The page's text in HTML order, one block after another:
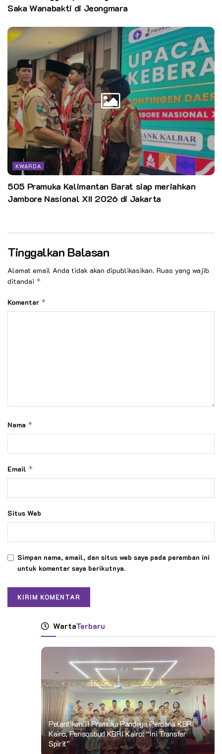
Saka Wanabakti di Jeongmara
KWARDA
505 Pramuka Kalimantan Barat siap meriahkan
Jambore Nasional XII 2026 di Jakarta
Tinggalkan Balasan
Alamat email Anda tidak akan dipublikasikan. Ruas yang wajib
ditandai *
Komentar *
Nama *
Email *
Situs Web
Simpan nama, email, dan situs web saya pada peramban ini
untuk komentar saya berikutnya.
WartaTerbaru
Pelantikan 11 Pramuka Pandega Perdana KBRI
Kairo, Pensosbud KBRI Kairo: “Ini Transfer
Spirit”